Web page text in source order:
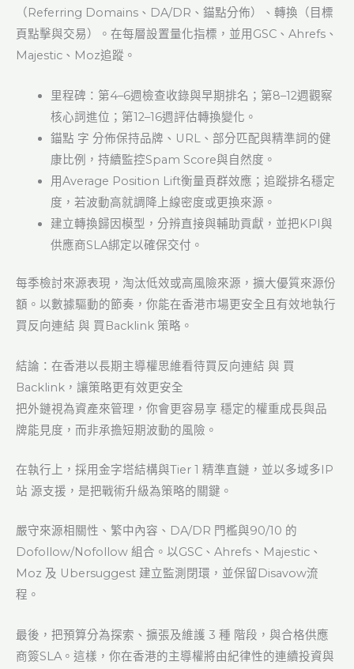
（Referring Domains、DA/DR、錨點分佈）、轉換（目標
頁點擊與交易）。在每層設置量化指標，並用GSC、Ahrefs、
Majestic、Moz追蹤。
里程碑：第4–6週檢查收錄與早期排名；第8–12週觀察
核心詞進位；第12–16週評估轉換變化。
錨點 字 分佈保持品牌、URL、部分匹配與精準詞的健
康比例，持續監控Spam Score與自然度。
用Average Position Lift衡量頁群效應；追蹤排名穩定
度，若波動高就調降上線密度或更換來源。
建立轉換歸因模型，分辨直接與輔助貢獻，並把KPI與
供應商SLA綁定以確保交付。
每季檢討來源表現，淘汰低效或高風險來源，擴大優質來源份
額。以數據驅動的節奏，你能在香港市場更安全且有效地執行
買反向連結 與 買Backlink 策略。
結論：在香港以長期主導權思維看待買反向連結 與 買
Backlink，讓策略更有效更安全
把外鏈視為資產來管理，你會更容易享 穩定的權重成長與品
牌能見度，而非承擔短期波動的風險。
在執行上，採用金字塔結構與Tier 1 精準直鏈，並以多域多IP
站 源支援，是把戰術升級為策略的關鍵。
嚴守來源相關性、繁中內容、DA/DR 門檻與90/10 的
Dofollow/Nofollow 組合。以GSC、Ahrefs、Majestic、
Moz 及 Ubersuggest 建立監測閉環，並保留Disavow流
程。
最後，把預算分為探索、擴張及維護 3 種 階段，與合格供應
商簽SLA。這樣，你在香港的主導權將由紀律性的連續投資與